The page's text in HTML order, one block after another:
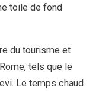
toile de fond
du tourisme et
tels que le
Le temps chaud